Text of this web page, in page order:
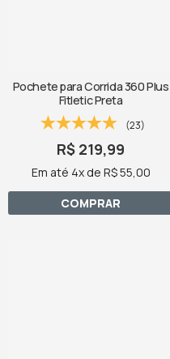
Pochete para Corrida 360 Plus
Fitletic Preta
(23)
R$ 219,99
Em até 4x de R$ 55,00
COMPRAR